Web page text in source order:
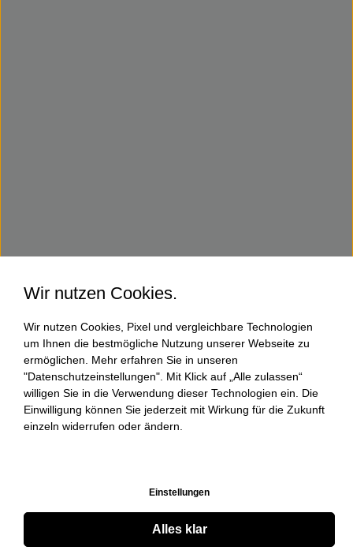
Wir nutzen Cookies.
Wir nutzen Cookies, Pixel und vergleichbare Technologien
um Ihnen die bestmögliche Nutzung unserer Webseite zu
ermöglichen. Mehr erfahren Sie in unseren
"Datenschutzeinstellungen". Mit Klick auf „Alle zulassen“
willigen Sie in die Verwendung dieser Technologien ein. Die
Einwilligung können Sie jederzeit mit Wirkung für die Zukunft
einzeln widerrufen oder ändern.
Einstellungen
Alles klar